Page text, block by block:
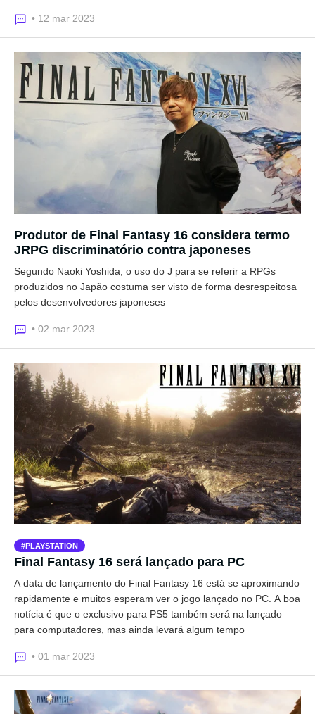
• 12 mar 2023
Produtor de Final Fantasy 16 considera termo
JRPG discriminatório contra japoneses
Segundo Naoki Yoshida, o uso do J para se referir a RPGs
produzidos no Japão costuma ser visto de forma desrespeitosa
pelos desenvolvedores japoneses
• 02 mar 2023
PLAYSTATION
Final Fantasy 16 será lançado para PC
A data de lançamento do Final Fantasy 16 está se aproximando
rapidamente e muitos esperam ver o jogo lançado no PC. A boa
notícia é que o exclusivo para PS5 também será na lançado
para computadores, mas ainda levará algum tempo
• 01 mar 2023